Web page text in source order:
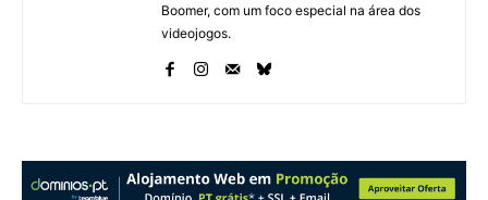
Pokémon TCG Scarlet & Violet – Destined Rivals - Elite Trainer Box
Boomer, com um foco especial na área dos
videojogos.